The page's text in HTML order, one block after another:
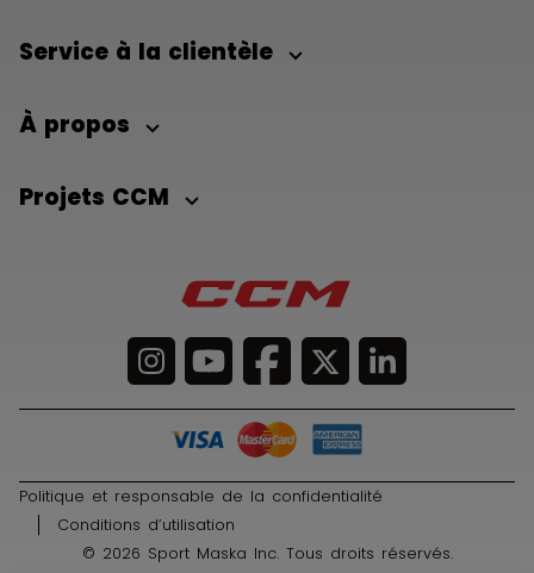
Service à la clientèle
À propos
Projets CCM
© 2026 Sport Maska Inc. Tous droits réservés.
Politique et responsable de la confidentialité
Conditions d’utilisation